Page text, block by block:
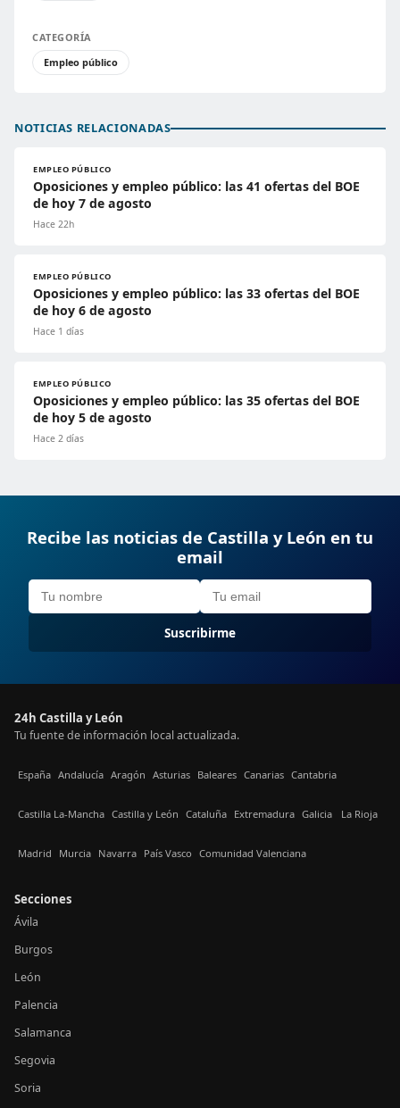
CATEGORÍA
Empleo público
NOTICIAS RELACIONADAS
EMPLEO PÚBLICO
Oposiciones y empleo público: las 41 ofertas del BOE
de hoy 7 de agosto
Hace 22h
EMPLEO PÚBLICO
Oposiciones y empleo público: las 33 ofertas del BOE
de hoy 6 de agosto
Hace 1 días
EMPLEO PÚBLICO
Oposiciones y empleo público: las 35 ofertas del BOE
de hoy 5 de agosto
Hace 2 días
Recibe las noticias de Castilla y León en tu
email
Suscribirme
24h Castilla y León
Tu fuente de información local actualizada.
España Andalucía Aragón Asturias Baleares Canarias Cantabria
Castilla La-Mancha Castilla y León Cataluña Extremadura Galicia La Rioja
Madrid Murcia Navarra País Vasco Comunidad Valenciana
Secciones
Ávila
Burgos
León
Palencia
Salamanca
Segovia
Soria